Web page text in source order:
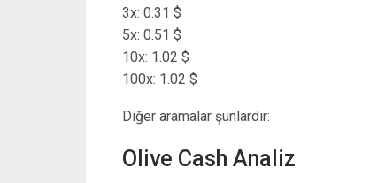
3x: 0.31 $
5x: 0.51 $
10x: 1.02 $
100x: 1.02 $
Diğer aramalar şunlardır:
Olive Cash Analiz